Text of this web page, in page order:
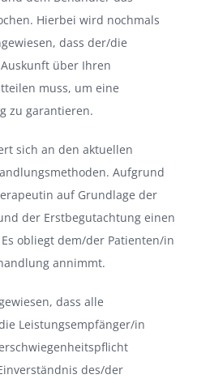
Hierbei wird nochmals
dass der/die
über Ihren
muss, um eine
zu garantieren.
sich an den aktuellen
Aufgrund
auf Grundlage der
der Erstbegutachtung einen
obliegt dem/der Patienten/in
annimmt.
dass alle
Leistungsempfänger/in
des/der